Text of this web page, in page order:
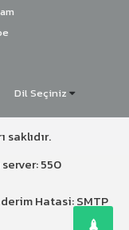
Dil Seçiniz
550
Hatasi: SMTP